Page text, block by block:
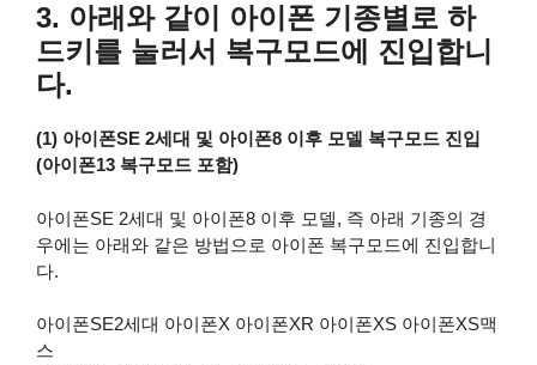
3. 아래와 같이 아이폰 기종별로 하
드키를 눌러서 복구모드에 진입합니
다.
(1) 아이폰SE 2세대 및 아이폰8 이후 모델 복구모드 진입
(아이폰13 복구모드 포함)
아이폰SE 2세대 및 아이폰8 이후 모델, 즉 아래 기종의 경
우에는 아래와 같은 방법으로 아이폰 복구모드에 진입합니
다.
아이폰SE2세대 아이폰X 아이폰XR 아이폰XS 아이폰XS맥
스